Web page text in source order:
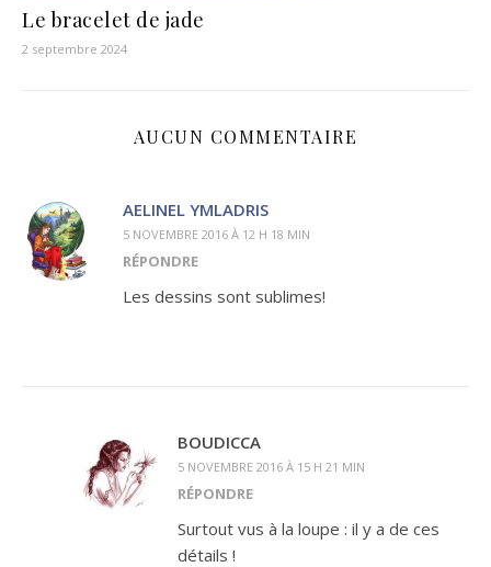
Le bracelet de jade
2 septembre 2024
AUCUN COMMENTAIRE
AELINEL YMLADRIS
5 NOVEMBRE 2016 À 12 H 18 MIN
RÉPONDRE
Les dessins sont sublimes!
BOUDICCA
5 NOVEMBRE 2016 À 15 H 21 MIN
RÉPONDRE
Surtout vus à la loupe : il y a de ces
détails !